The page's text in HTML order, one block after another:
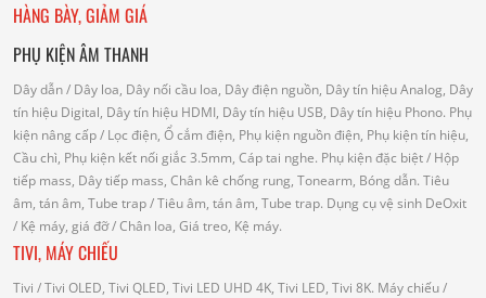
HÀNG BÀY, GIẢM GIÁ
PHỤ KIỆN ÂM THANH
Dây dẫn/ Dây loa, Dây nối cầu loa, Dây điện nguồn, Dây tín hiệu Analog, Dây
tín hiệu Digital, Dây tín hiệu HDMI, Dây tín hiệu USB, Dây tín hiệu Phono. Phụ
kiện nâng cấp/ Lọc điện, Ổ cắm điện, Phụ kiện nguồn điện, Phụ kiện tín hiệu,
Cầu chì, Phụ kiện kết nối giắc 3.5mm, Cáp tai nghe. Phụ kiện đặc biệt/ Hộp
tiếp mass, Dây tiếp mass, Chân kê chống rung, Tonearm, Bóng dẫn. Tiêu
âm, tán âm, Tube trap/ Tiêu âm, tán âm, Tube trap. Dụng cụ vệ sinh DeOxit
/ Kệ máy, giá đỡ/ Chân loa, Giá treo, Kệ máy.
TIVI, MÁY CHIẾU
Tivi / Tivi OLED, Tivi QLED, Tivi LED UHD 4K, Tivi LED, Tivi 8K. Máy chiếu/